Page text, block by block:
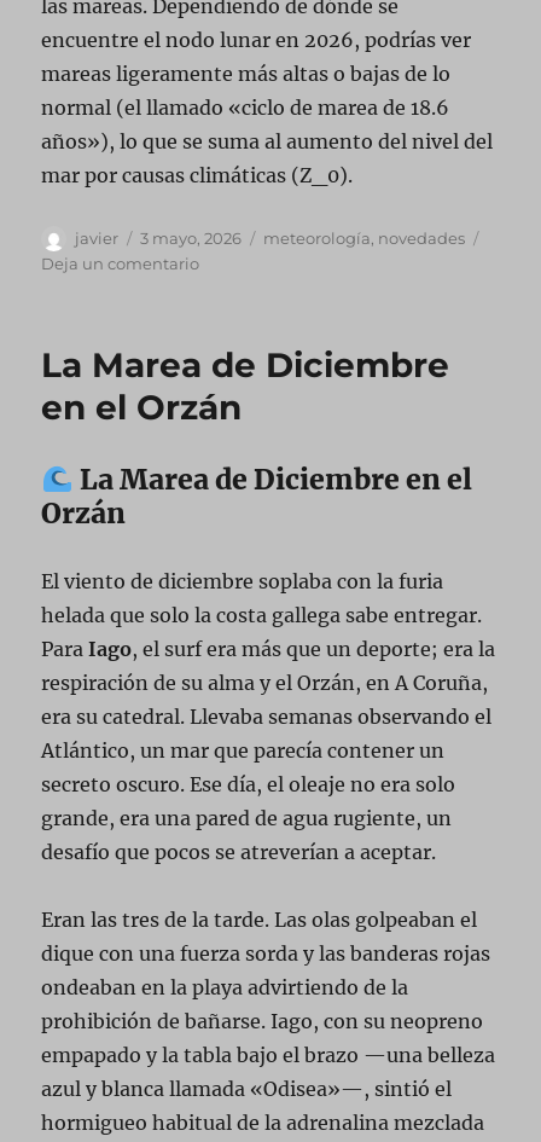
las mareas. Dependiendo de dónde se
encuentre el nodo lunar en 2026, podrías ver
mareas ligeramente más altas o bajas de lo
normal (el llamado «ciclo de marea de 18.6
años»), lo que se suma al aumento del nivel del
mar por causas climáticas (Z_0).
Autor
javier
Publicado
el
3 mayo, 2026 Categorías
meteorología novedades
Deja un comentarioen
La Marea de Diciembre
en el Orzán
La Marea de Diciembre en el
Orzán
El viento de diciembre soplaba con la furia
helada que solo la costa gallega sabe entregar.
ParaIago, el surf era más que un deporte; era la
respiración de su alma y el Orzán, en A Coruña,
era su catedral. Llevaba semanas observando el
Atlántico, un mar que parecía contener un
secreto oscuro. Ese día, el oleaje no era solo
grande, era una pared de agua rugiente, un
desafío que pocos se atreverían a aceptar.
Eran las tres de la tarde. Las olas golpeaban el
dique con una fuerza sorda y las banderas rojas
ondeaban en la playa advirtiendo de la
prohibición de bañarse. Iago, con su neopreno
empapado y la tabla bajo el brazo —una belleza
azul y blanca llamada «Odisea»—, sintió el
hormigueo habitual de la adrenalina mezclada